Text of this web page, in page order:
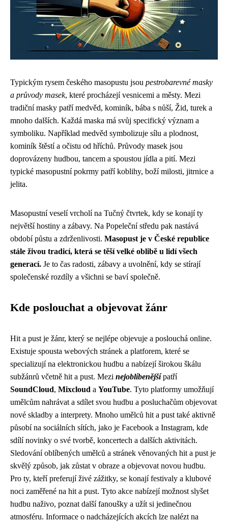
Typickým rysem českého masopustu jsou pestrobarevné masky
a průvody masek, které procházejí vesnicemi a městy. Mezi
tradiční masky patří medvěd, kominík, bába s nůší, Žid, turek a
mnoho dalších. Každá maska má svůj specifický význam a
symboliku. Například medvěd symbolizuje sílu a plodnost,
kominík štěstí a očistu od hříchů. Průvody masek jsou
doprovázeny hudbou, tancem a spoustou jídla a pití. Mezi
typické masopustní pokrmy patří koblihy, boží milosti, jitrnice a
jelita.
Masopustní veselí vrcholí na Tučný čtvrtek, kdy se konají ty
největší hostiny a zábavy. Na Popeleční středu pak nastává
období půstu a zdrženlivosti. Masopust je v České republice
stále živou tradicí, která se těší velké oblibě u lidí všech
generací. Je to čas radosti, zábavy a uvolnění, kdy se stírají
společenské rozdíly a všichni se baví společně.
Kde poslouchat a objevovat žánr
Hit a pust je žánr, který se nejlépe objevuje a poslouchá online.
Existuje spousta webových stránek a platforem, které se
specializují na elektronickou hudbu a nabízejí širokou škálu
subžánrů včetně hit a pust. Mezi nejoblíbenějšípatří
SoundCloud, Mixcloud a YouTube. Tyto platformy umožňují
umělcům nahrávat a sdílet svou hudbu a posluchačům objevovat
nové skladby a interprety. Mnoho umělců hit a pust také aktivně
působí na sociálních sítích, jako je Facebook a Instagram, kde
sdílí novinky o své tvorbě, koncertech a dalších aktivitách.
Sledování oblíbených umělců a stránek věnovaných hit a pust je
skvělý způsob, jak zůstat v obraze a objevovat novou hudbu.
Pro ty, kteří preferují živé zážitky, se konají festivaly a klubové
noci zaměřené na hit a pust. Tyto akce nabízejí možnost slyšet
hudbu naživo, poznat další fanoušky a užít si jedinečnou
atmosféru. Informace o nadcházejících akcích lze nalézt na